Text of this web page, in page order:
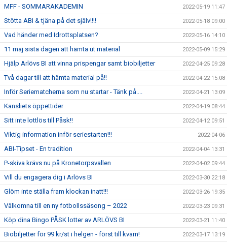
MFF - SOMMARAKADEMIN 2022-05-19 11:47
Stötta ABI & tjäna på det själv!!!! 2022-05-18 09:00
Vad händer med Idrottsplatsen? 2022-05-16 14:10
11 maj sista dagen att hämta ut material 2022-05-09 15:29
Hjälp Arlövs BI att vinna prispengar samt biobiljetter 2022-04-25 09:28
Två dagar till att hämta material på!! 2022-04-22 15:08
Inför Seriematcherna som nu startar - Tänk på.... 2022-04-21 13:09
Kansliets öppettider 2022-04-19 08:44
Sitt inte lottlös till Påsk!! 2022-04-12 09:51
Viktig information inför seriestarten!!! 2022-04-06
ABI-Tipset - En tradition 2022-04-04 13:31
P-skiva krävs nu på Kronetorpsvallen 2022-04-02 09:44
Vill du engagera dig i Arlövs BI 2022-03-30 22:18
Glöm inte ställa fram klockan inatt!!! 2022-03-26 19:35
Välkomna till en ny fotbollssäsong – 2022 2022-03-23 09:31
Köp dina Bingo PÅSK lotter av ARLÖVS BI 2022-03-21 11:40
Biobiljetter för 99 kr/st i helgen - först till kvarn! 2022-03-17 13:19